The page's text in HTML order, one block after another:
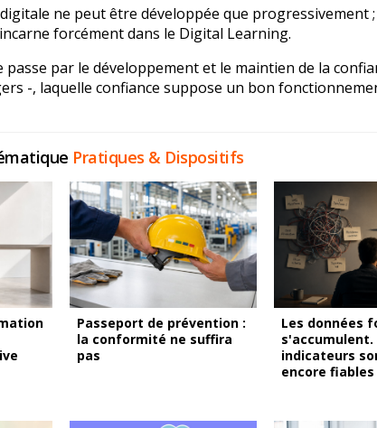
ne peut être développée que progressivement
forcément dans le Digital Learning.
passe par le développement et le maintien de la
-, laquelle confiance suppose un bon
Pratiques & Dispositifs
Passeport de prévention :
la conformité ne suffira
pas
Les données
s'accumulent.
indicateurs
encore fiables